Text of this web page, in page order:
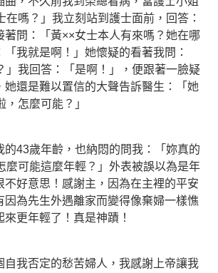
在嗎？」我立刻站到護士面前，回答：
著問：「黃××女士本人有來嗎？她在哪
我就是啊！」她懷疑的看著我問：
」我回答：「是啊！」，便跟著一臉疑
她還是難以置信的大聲告訴醫生：「她
怎麼可能？」
的43歲年齡，也納悶的問我：「妳真的
麼可能這麼年輕？」外表被誤以為是年
不好意思！感謝主，因為在主裡的平安
因為先生外遇離家而變得像棄婦一樣憔
更年輕了！真是神蹟！
自我否定的愁苦婦人，我感謝上帝讓我